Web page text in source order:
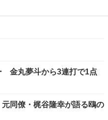
金丸夢斗から3連打で1点
同僚・梶谷隆幸が語る鴎の